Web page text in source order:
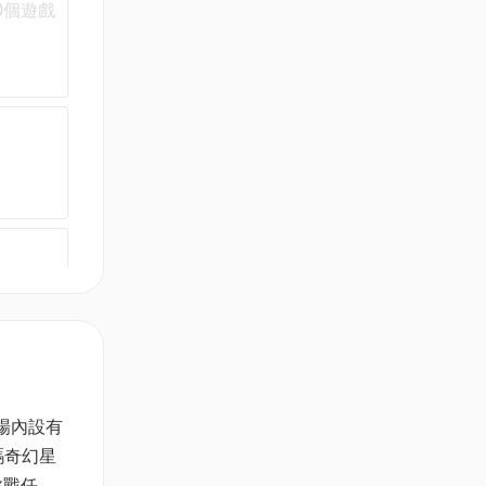
遊戲
內設有
幻星